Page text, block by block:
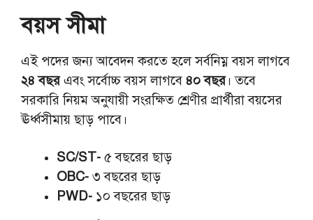
বয়স সীমা
এই পদের জন্য আবেদন করতে হলে সর্বনিম্ন বয়স লাগবে
২৪ বছরএবং সর্বোচ্চ বয়স লাগবে ৪০ বছর। তবে
সরকারি নিয়ম অনুযায়ী সংরক্ষিত শ্রেণীর প্রার্থীরা বয়সের
ঊর্ধ্বসীমায় ছাড় পাবে।
SC/ST- ৫ বছরের ছাড়
OBC- ৩ বছরের ছাড়
PWD- ১০ বছরের ছাড়